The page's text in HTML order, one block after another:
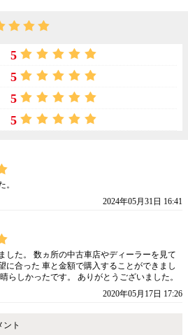
5
5
5
5
。
2024年05月31日 16:41
した。 数ヵ所の中古車店やディーラーを見て
に合った 車と金額で購入することができまし
らしかったです。 ありがとうございました。
2020年05月17日 17:26
ト